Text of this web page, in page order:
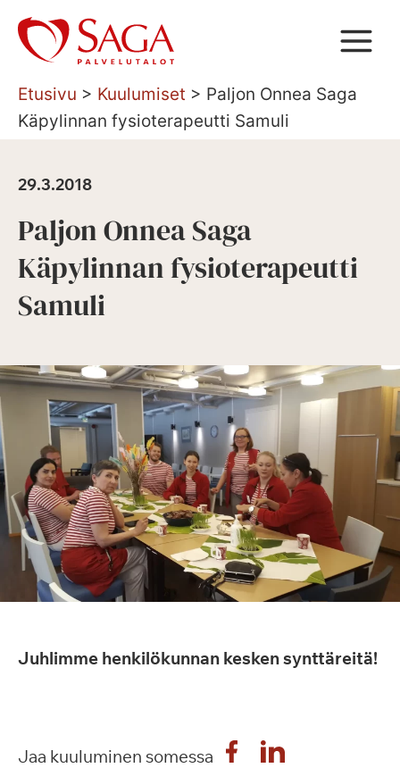
Siirry
sisältöön
Etusivu > Kuulumiset > Paljon Onnea Saga
Käpylinnan fysioterapeutti Samuli
29.3.2018
Paljon Onnea Saga
Käpylinnan fysioterapeutti
Samuli
Juhlimme henkilökunnan kesken synttäreitä!
Jaa kuuluminen somessa